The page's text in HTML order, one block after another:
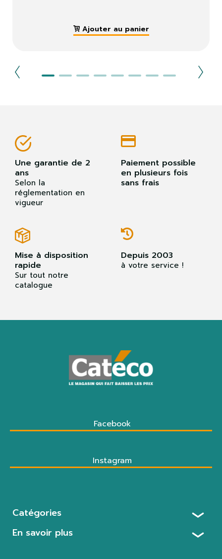
Ajouter au panier
Une garantie de 2
ans
Selon la
réglementation en
vigueur
Paiement possible
en plusieurs fois
sans frais
Mise à disposition
rapide
Sur tout notre
catalogue
Depuis 2003
à votre service !
Facebook
Instagram
Catégories
En savoir plus